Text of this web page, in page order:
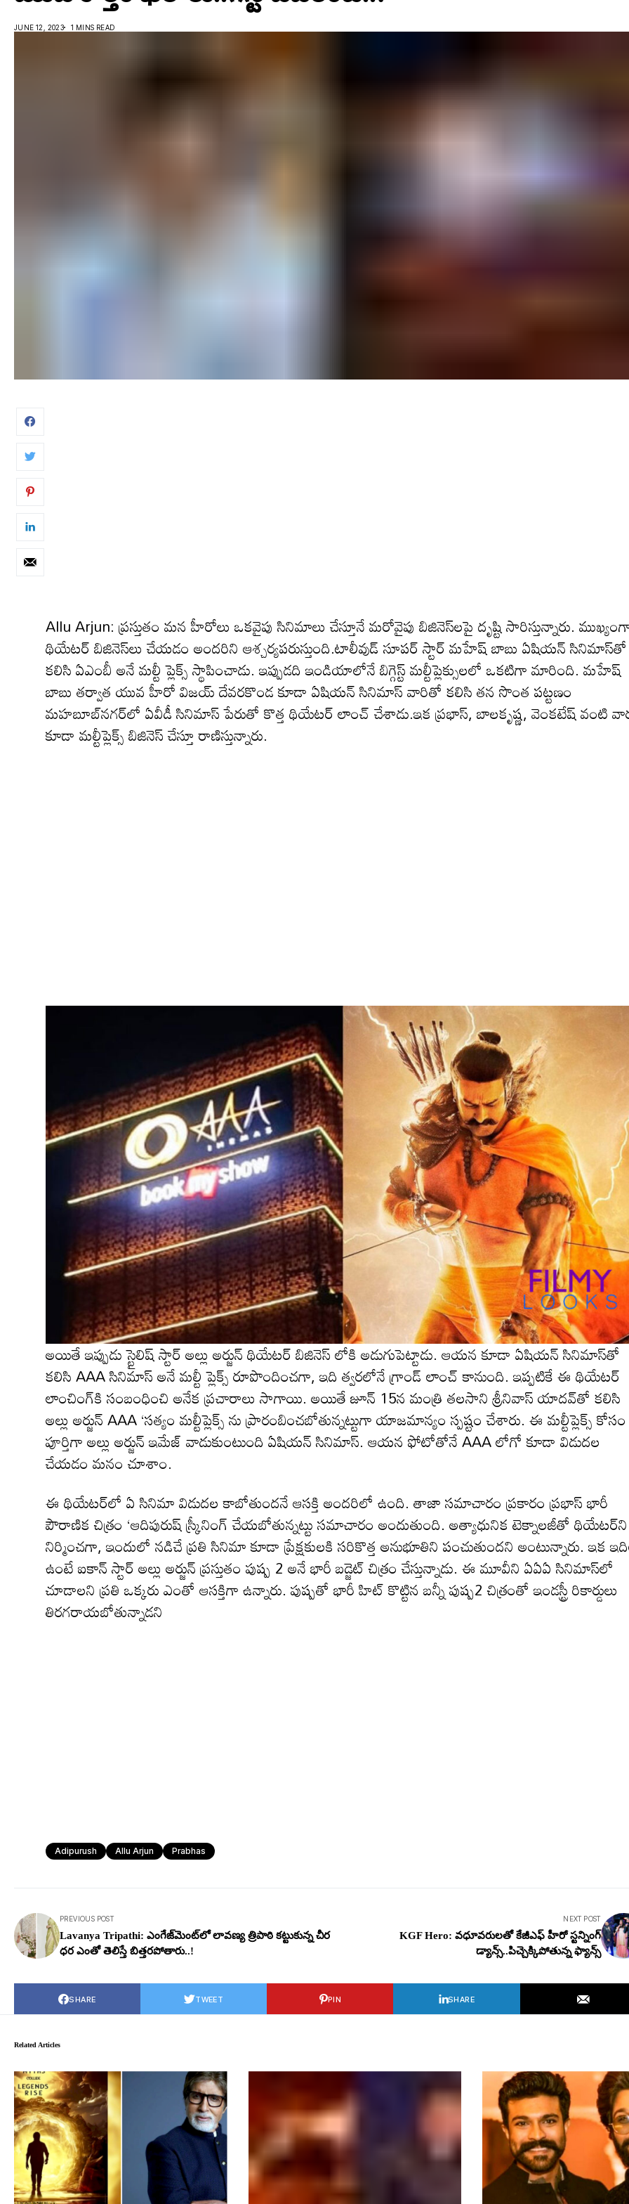
JUNE 12, 2023 1 MINS READ
Allu Arjun: ప్ర‌స్తుతం మ‌న హీరోలు ఒక‌వైపు సినిమాలు చేస్తూనే మ‌రోవైపు బిజినెస్‌ల‌పై దృష్టి సారిస్తున్నారు.
థియేట‌ర్ బిజినెస్‌లు చేయ‌డం అందరిని ఆశ్చ‌ర్య‌ప‌రుస్తుంది.టాలీవుడ్ సూప‌ర్ స్టార్ మహేష్ బాబు ఏషియన్ సినిమాస్‌తో
కలిసి ఏఎంబీ అనే మ‌ల్టీ ప్లెక్స్ స్థాపించాడు. ఇప్పుడ‌ది ఇండియాలోనే బిగ్గెస్ట్ మల్టీప్లెక్సులలో ఒకటిగా మారింది. మ‌హేష్
బాబు త‌ర్వాత యువ హీరో విజ‌య్ దేవ‌ర‌కొండ కూడా ఏషియన్ సినిమాస్ వారితో క‌లిసి త‌న సొంత పట్టణం
మహబూబ్‌నగర్‌లో ఏవీడీ సినిమాస్ పేరుతో కొత్త థియేట‌ర్ లాంచ్ చేశాడు.ఇక ప్ర‌భాస్, బాల‌కృష్ణ‌, వెంక‌టేష్ వంటి
కూడా మల్టీప్లెక్స్ బిజినెస్ చేస్తూ రాణిస్తున్నారు.
అయితే ఇప్పుడు స్టైలిష్ స్టార్ అల్లు అర్జున్ థియేట‌ర్ బిజినెస్ లోకి అడుగుపెట్టాడు. ఆయ‌న కూడా ఏషియన్ సినిమాస్‌తో
కలిసి AAA సినిమాస్ అనే మల్టీ ప్లెక్స్ రూపొందించ‌గా, ఇది త్వ‌ర‌లోనే గ్రాండ్ లాంచ్ కానుంది. ఇప్ప‌టికే ఈ థియేట‌ర్
లాంచింగ్‌కి సంబంధించి అనేక ప్ర‌చారాలు సాగాయి. అయితే జూన్ 15న మంత్రి తలసాని శ్రీనివాస్ యాదవ్‌తో కలిసి
అల్లు అర్జున్ AAA ‘సత్యం మల్టీప్లెక్స్ ను ప్రారంబించబోతున్న‌ట్టుగా యాజ‌మాన్యం స్ప‌ష్టం చేశారు. ఈ మల్టీప్లెక్స్ కోసం
పూర్తిగా అల్లు అర్జున్ ఇమేజ్ వాడుకుంటుంది ఏషియన్ సినిమాస్. ఆయన ఫోటోతోనే AAA లోగో కూడా విడుదల
చేయ‌డం మ‌నం చూశాం.
ఈ థియేట‌ర్‌లో ఏ సినిమా విడుద‌ల కాబోతుంద‌నే ఆస‌క్తి అంద‌రిలో ఉంది. తాజా స‌మాచారం ప్ర‌కారం ప్రభాస్‌ భారీ
పౌరాణిక చిత్రం ‘ఆదిపురుష్ స్క్రీనింగ్ చేయ‌బోతున్న‌ట్టు స‌మాచారం అందుతుంది. అత్యాధునిక టెక్నాల‌జీతో థియేట‌ర్‌ని
నిర్మించ‌గా, ఇందులో న‌డిచే ప్ర‌తి సినిమా కూడా ప్రేక్ష‌కుల‌కి స‌రికొత్త అనుభూతిని పంచుతుంద‌ని అంటున్నారు. ఇక
ఉంటే ఐకాన్ స్టార్ అల్లు అర్జున్ ప్ర‌స్తుతం పుష్ప 2 అనే భారీ బ‌డ్జెట్ చిత్రం చేస్తున్నాడు. ఈ మూవీని ఏఏఏ సినిమాస్‌లో
చూడాల‌ని ప్ర‌తి ఒక్క‌రు ఎంతో ఆస‌క్తిగా ఉన్నారు. పుష్ప‌తో భారీ హిట్ కొట్టిన బ‌న్నీ పుష్ప‌2 చిత్రంతో ఇండ‌స్ట్రీ రికార్డులు
తిర‌గ‌రాయ‌బోతున్నాడ‌ని
Adipurush Allu Arjun Prabhas
PREVIOUS POST
Lavanya Tripathi: ఎంగేజ్‌మెంట్‌లో లావ‌ణ్య త్రిపాఠి క‌ట్టుకున్న చీర
ధ‌ర ఎంతో తెలిస్తే బిత్త‌రపోతారు..!
NEXT POST
KGF Hero: వ‌ధూవ‌రుల‌తో కేజీఎఫ్ హీరో స్ట‌న్నింగ్
డ్యాన్స్..పిచ్చెక్కిపోతున్న ఫ్యాన్స్
SHARE TWEET PIN SHARE
Related Articles